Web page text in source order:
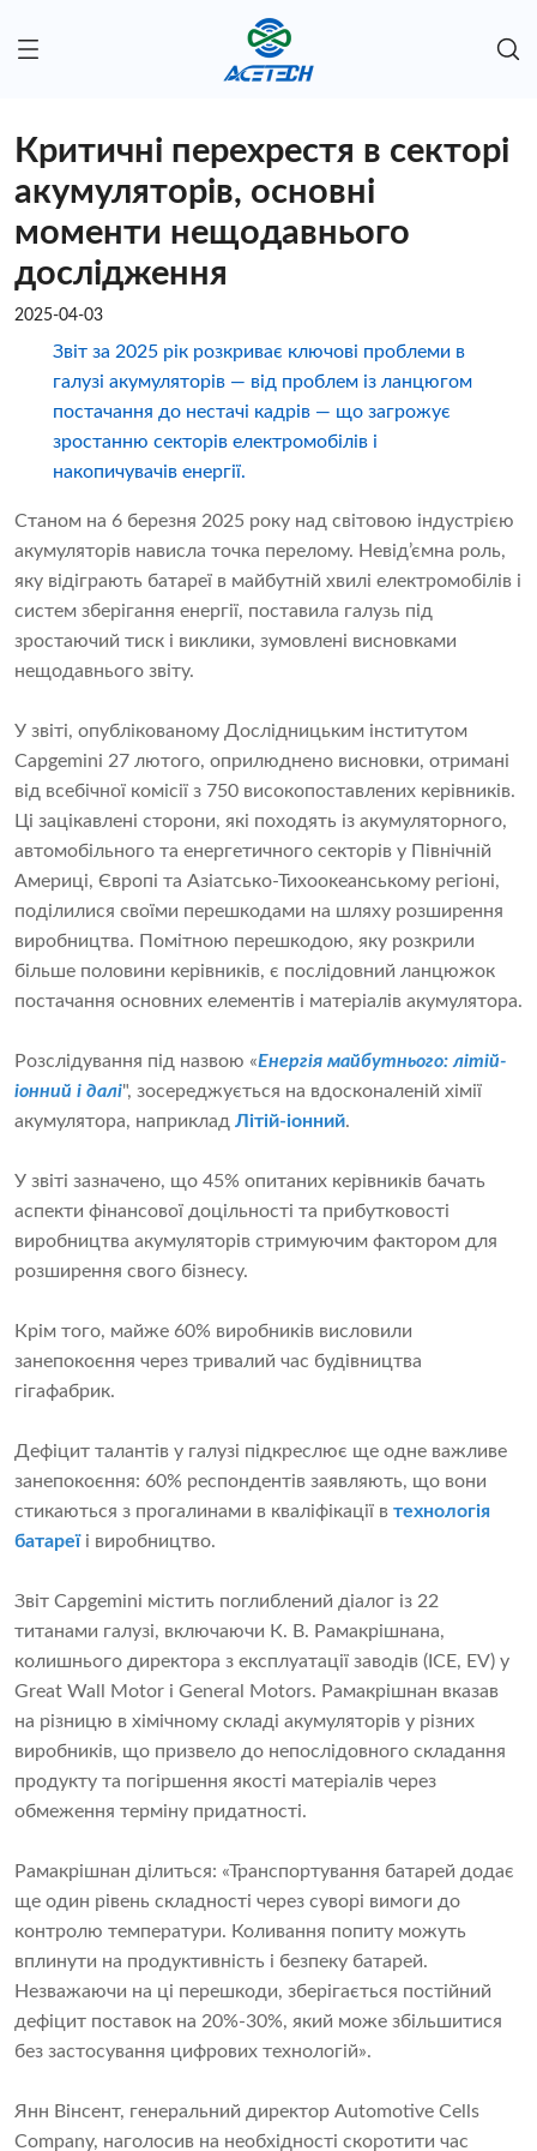
Критичні перехрестя в секторі
акумуляторів, основні
моменти нещодавнього
дослідження
2025-04-03
Звіт за 2025 рік розкриває ключові проблеми в
галузі акумуляторів — від проблем із ланцюгом
постачання до нестачі кадрів — що загрожує
зростанню секторів електромобілів і
накопичувачів енергії.
Станом на 6 березня 2025 року над світовою індустрією
акумуляторів нависла точка перелому. Невід’ємна роль,
яку відіграють батареї в майбутній хвилі електромобілів і
систем зберігання енергії, поставила галузь під
зростаючий тиск і виклики, зумовлені висновками
нещодавнього звіту.
У звіті, опублікованому Дослідницьким інститутом
Capgemini 27 лютого, оприлюднено висновки, отримані
від всебічної комісії з 750 високопоставлених керівників.
Ці зацікавлені сторони, які походять із акумуляторного,
автомобільного та енергетичного секторів у Північній
Америці, Європі та Азіатсько-Тихоокеанському регіоні,
поділилися своїми перешкодами на шляху розширення
виробництва. Помітною перешкодою, яку розкрили
більше половини керівників, є послідовний ланцюжок
постачання основних елементів і матеріалів акумулятора.
Розслідування під назвою «Енергія майбутнього: літій-
іонний і далі", зосереджується на вдосконаленій хімії
акумулятора, наприклад Літій-іонний.
У звіті зазначено, що 45% опитаних керівників бачать
аспекти фінансової доцільності та прибутковості
виробництва акумуляторів стримуючим фактором для
розширення свого бізнесу.
Крім того, майже 60% виробників висловили
занепокоєння через тривалий час будівництва
гігафабрик.
Дефіцит талантів у галузі підкреслює ще одне важливе
занепокоєння: 60% респондентів заявляють, що вони
стикаються з прогалинами в кваліфікації в технологія
батареїі виробництво.
Звіт Capgemini містить поглиблений діалог із 22
титанами галузі, включаючи К. В. Рамакрішнана,
колишнього директора з експлуатації заводів (ICE, EV) у
Great Wall Motor і General Motors. Рамакрішнан вказав
на різницю в хімічному складі акумуляторів у різних
виробників, що призвело до непослідовного складання
продукту та погіршення якості матеріалів через
обмеження терміну придатності.
Рамакрішнан ділиться: «Транспортування батарей додає
ще один рівень складності через суворі вимоги до
контролю температури. Коливання попиту можуть
вплинути на продуктивність і безпеку батарей.
Незважаючи на ці перешкоди, зберігається постійний
дефіцит поставок на 20%-30%, який може збільшитися
без застосування цифрових технологій».
Янн Вінсент, генеральний директор Automotive Cells
Company, наголосив на необхідності скоротити час